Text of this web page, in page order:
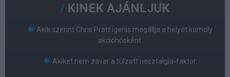
KINEK AJÁNLJUK
Akik szerint Chris Pratt igenis megállja a helyét komoly
akcióhősként.
Akiket nem zavar a túlzott nosztalgia-faktor.